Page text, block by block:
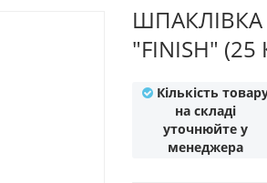
ШПАКЛІВКА
"FINISH" (25
Кількість
на складі
уточнюйте у
менеджера